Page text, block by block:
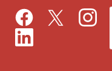
FacebookTwitter
LinkedIn